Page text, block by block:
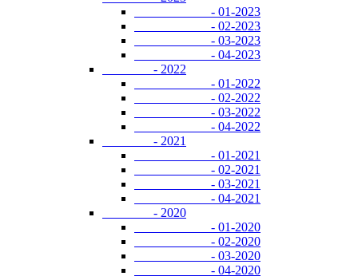
- 01-2023
- 02-2023
- 03-2023
- 04-2023
- 2022
- 01-2022
- 02-2022
- 03-2022
- 04-2022
- 2021
- 01-2021
- 02-2021
- 03-2021
- 04-2021
- 2020
- 01-2020
- 02-2020
- 03-2020
- 04-2020